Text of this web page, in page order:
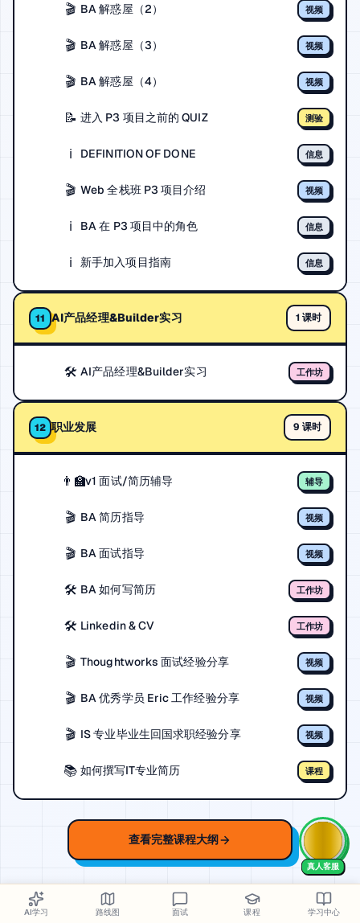
🎬 BA 解惑屋（2） 视频
🎬 BA 解惑屋（3） 视频
🎬 BA 解惑屋（4） 视频
📝 进入 P3 项目之前的 QUIZ 测验
ℹ️ DEFINITION OF DONE 信息
🎬 Web 全栈班 P3 项目介绍 视频
ℹ️ BA 在 P3 项目中的角色 信息
ℹ️ 新手加入项目指南 信息
11 AI产品经理&Builder实习 1 课时
🛠️ AI产品经理&Builder实习 工作坊
12 职业发展 9 课时
👨‍🏫1v1 面试/简历辅导 辅导
🎬 BA 简历指导 视频
🎬 BA 面试指导 视频
🛠️ BA 如何写简历 工作坊
🛠️ Linkedin & CV 工作坊
🎬 Thoughtworks 面试经验分享 视频
🎬 BA 优秀学员 Eric 工作经验分享 视频
🎬 IS 专业毕业生回国求职经验分享 视频
📚 如何撰写IT专业简历 课程
查看完整课程大纲
AI学习 路线图 面试 课程 学习中心